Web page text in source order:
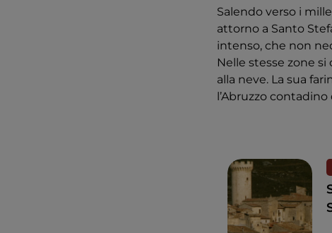
Salendo verso i
attorno a Santo
intenso, che non
Nelle stesse zone
alla neve. La sua
l’Abruzzo